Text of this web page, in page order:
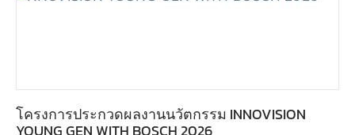
โครงการประกวดผลงานนวัตกรรม INNOVISION